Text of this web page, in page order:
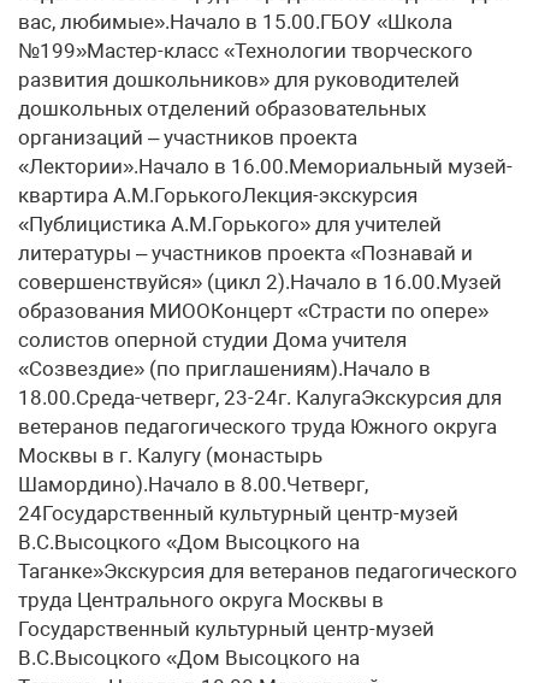
вас, любимые».Начало в 15.00.ГБОУ «Школа
№199»Мастер-класс «Технологии творческого
развития дошкольников» для руководителей
дошкольных отделений образовательных
организаций – участников проекта
«Лектории».Начало в 16.00.Мемориальный музей-
квартира А.М.ГорькогоЛекция-экскурсия
«Публицистика А.М.Горького» для учителей
литературы – участников проекта «Познавай и
совершенствуйся» (цикл 2).Начало в 16.00.Музей
образования МИООКонцерт «Страсти по опере»
солистов оперной студии Дома учителя
«Созвездие» (по приглашениям).Начало в
18.00.Среда-четверг, 23-24г. КалугаЭкскурсия для
ветеранов педагогического труда Южного округа
Москвы в г. Калугу (монастырь
Шамордино).Начало в 8.00.Четверг,
24Государственный культурный центр-музей
В.С.Высоцкого «Дом Высоцкого на
Таганке»Экскурсия для ветеранов педагогического
труда Центрального округа Москвы в
Государственный культурный центр-музей
В.С.Высоцкого «Дом Высоцкого на